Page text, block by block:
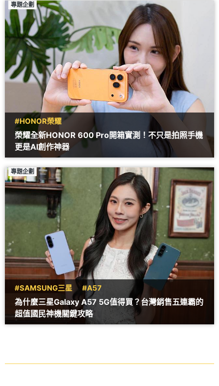
專題企劃
#HONOR榮耀
榮耀全新HONOR 600 Pro開箱實測！不只是拍照手機
更是AI創作神器
專題企劃
#SAMSUNG三星 #A57
為什麼三星Galaxy A57 5G值得買？台灣銷售五連霸的
超值國民神機關鍵攻略